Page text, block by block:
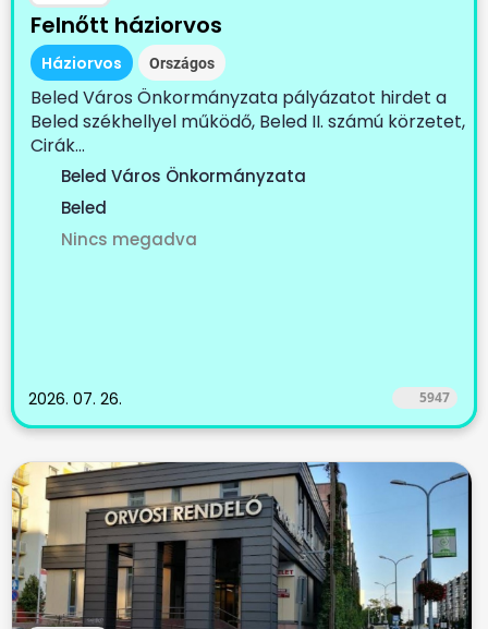
Felnőtt háziorvos
Háziorvos Országos
Beled Város Önkormányzata pályázatot hirdet a
Beled székhellyel működő, Beled II. számú körzetet,
Cirák...
Beled Város Önkormányzata
Beled
Nincs megadva
2026. 07. 26. 5947